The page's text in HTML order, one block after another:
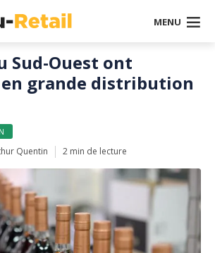
MENU
Sud-Ouest ont
grande distribution
Quentin 2 min de lecture